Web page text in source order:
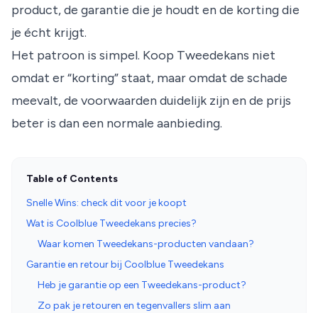
product, de garantie die je houdt en de korting die
je écht krijgt.
Het patroon is simpel. Koop Tweedekans niet
omdat er “korting” staat, maar omdat de schade
meevalt, de voorwaarden duidelijk zijn en de prijs
beter is dan een normale aanbieding.
Table of Contents
Snelle Wins: check dit voor je koopt
Wat is Coolblue Tweedekans precies?
Waar komen Tweedekans-producten vandaan?
Garantie en retour bij Coolblue Tweedekans
Heb je garantie op een Tweedekans-product?
Zo pak je retouren en tegenvallers slim aan